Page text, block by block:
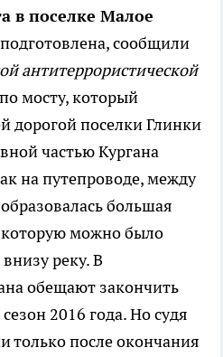
в поселке Малое
подготовлена, сообщили
антитеррористической
мосту, который
дорогой поселки Глинки
частью Кургана
на путепроводе, между
большая
которую можно было
реку. В
обещают закончить
2016 года. Но судя
только после окончания